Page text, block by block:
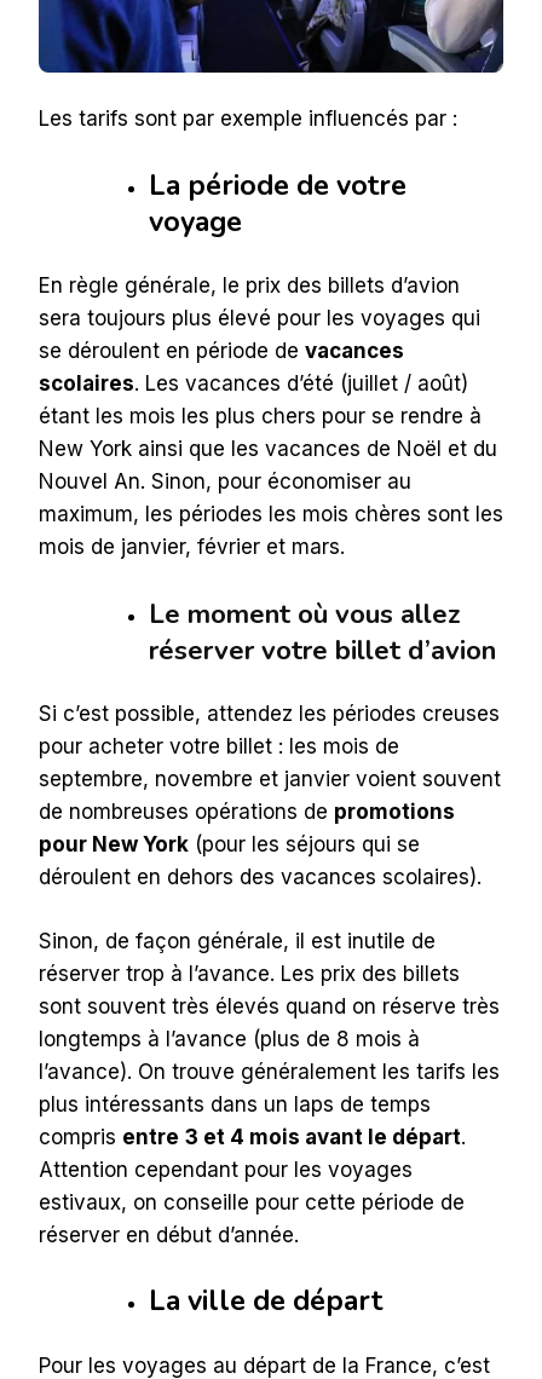
Les tarifs sont par exemple influencés par :
La période de votre
voyage
En règle générale, le prix des billets d’avion
sera toujours plus élevé pour les voyages qui
se déroulent en période de vacances
scolaires. Les vacances d’été (juillet / août)
étant les mois les plus chers pour se rendre à
New York ainsi que les vacances de Noël et du
Nouvel An. Sinon, pour économiser au
maximum, les périodes les mois chères sont les
mois de janvier, février et mars.
Le moment où vous allez
réserver votre billet d’avion
Si c’est possible, attendez les périodes creuses
pour acheter votre billet : les mois de
septembre, novembre et janvier voient souvent
de nombreuses opérations de promotions
pour New York (pour les séjours qui se
déroulent en dehors des vacances scolaires).
Sinon, de façon générale, il est inutile de
réserver trop à l’avance. Les prix des billets
sont souvent très élevés quand on réserve très
longtemps à l’avance (plus de 8 mois à
l’avance). On trouve généralement les tarifs les
plus intéressants dans un laps de temps
compris entre 3 et 4 mois avant le départ.
Attention cependant pour les voyages
estivaux, on conseille pour cette période de
réserver en début d’année.
La ville de départ
Pour les voyages au départ de la France, c’est